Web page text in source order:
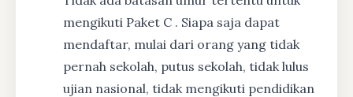
mengikuti Paket C . Siapa saja dapat
mendaftar, mulai dari orang yang tidak
pernah sekolah, putus sekolah, tidak lulus
ujian nasional, tidak mengikuti pendidikan